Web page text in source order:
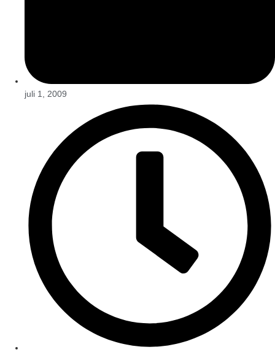
juli 1, 2009